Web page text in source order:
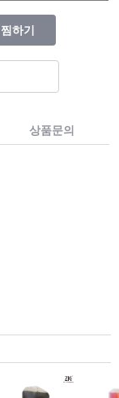
찜하기
상품문의